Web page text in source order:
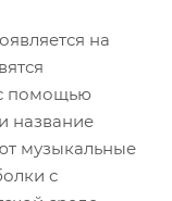
на
помощью
название
музыкальные
с